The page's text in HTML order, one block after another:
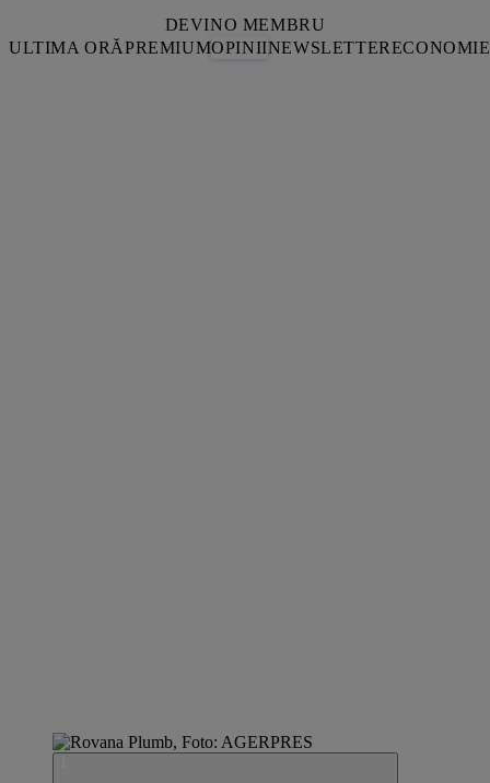
DEVINO MEMBRU
ULTIMA ORĂPREMIUMOPINIINEWSLETTERECONOMIE